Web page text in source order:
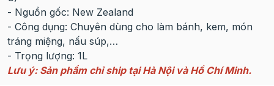
- Nguồn gốc: New Zealand
- Công dụng: Chuyên dùng cho làm bánh, kem, món
tráng miệng, nấu súp,…
- Trọng lượng: 1L
Lưu ý: Sản phẩm chỉ ship tại Hà Nội và Hồ Chí Minh.